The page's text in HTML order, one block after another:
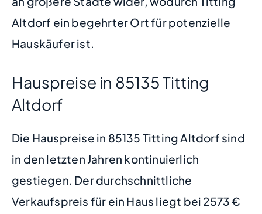
Altdorf ein begehrter Ort für potenzielle
Hauskäufer ist.
Hauspreise in 85135 Titting
Altdorf
Die Hauspreise in 85135 Titting Altdorf sind
in den letzten Jahren kontinuierlich
gestiegen. Der durchschnittliche
Verkaufspreis für ein Haus liegt bei 2573 €